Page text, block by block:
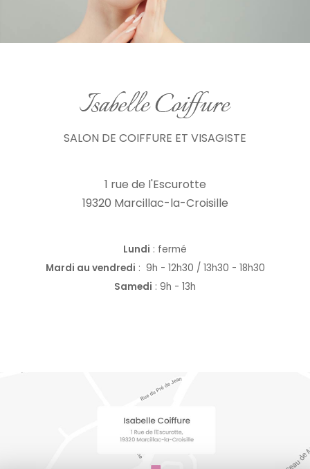
SALON DE COIFFURE ET VISAGISTE
1 rue de l'Escurotte
19320 Marcillac-la-Croisille
Lundi : fermé
Mardi au vendredi : 9h - 12h30 / 13h30 - 18h30
Samedi : 9h - 13h